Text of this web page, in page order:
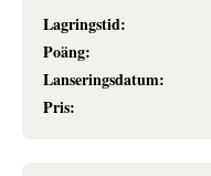
Lagringstid:
Poäng:
Lanseringsdatum:
Pris: